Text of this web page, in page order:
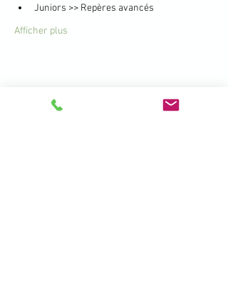
Juniors >> Repères avancés
Afficher plus
Partager cet événement